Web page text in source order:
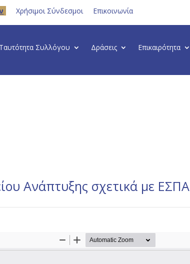
Χρήσιμοι Σύνδεσμοι Επικοινωνία
Ταυτότητα Συλλόγου Δράσεις Επικαιρότητα
Ανάπτυξης σχετικά με ΕΣΠΑ